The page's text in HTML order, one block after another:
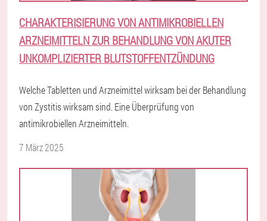
CHARAKTERISIERUNG VON ANTIMIKROBIELLEN
ARZNEIMITTELN ZUR BEHANDLUNG VON AKUTER
UNKOMPLIZIERTER BLUTSTOFFENTZÜNDUNG
Welche Tabletten und Arzneimittel wirksam bei der Behandlung
von Zystitis wirksam sind. Eine Überprüfung von
antimikrobiellen Arzneimitteln.
7 März 2025